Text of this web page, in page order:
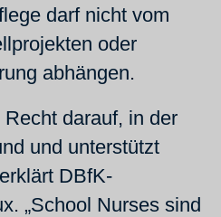
darf nicht vom
oder
abhängen.
darauf, in der
und unterstützt
DBfK-
„School Nurses sind